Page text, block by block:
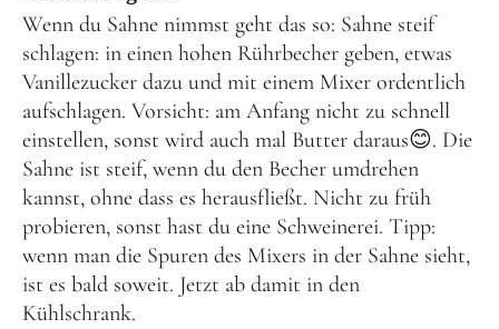
Wenn du Sahne nimmst geht das so: Sahne steif
schlagen: in einen hohen Rührbecher geben, etwas
Vanillezucker dazu und mit einem Mixer ordentlich
aufschlagen. Vorsicht: am Anfang nicht zu schnell
einstellen, sonst wird auch mal Butter daraus😊. Die
Sahne ist steif, wenn du den Becher umdrehen
kannst, ohne dass es herausfließt. Nicht zu früh
probieren, sonst hast du eine Schweinerei. Tipp:
wenn man die Spuren des Mixers in der Sahne sieht,
ist es bald soweit. Jetzt ab damit in den
Kühlschrank.